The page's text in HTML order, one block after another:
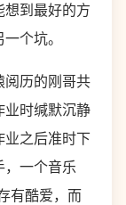
想到最好的方
个坑。
阅历的刚哥共
业时缄默沉静
业之后准时下
，一个音乐
有酷爱，而